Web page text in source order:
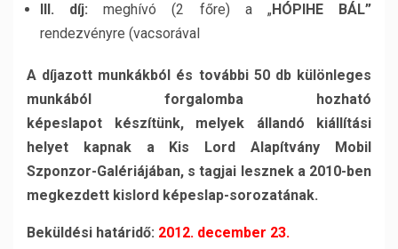
III. díj:meghívó (2 főre) a „HÓPIHE BÁL”
rendezvényre (vacsorával
A díjazott munkákból és további 50 db különleges
munkából forgalomba hozható
képeslapot készítünk, melyek állandó kiállítási
helyet kapnak a Kis Lord Alapítvány Mobil
Szponzor-Galériájában, s tagjai lesznek a 2010-ben
megkezdett kislord képeslap-sorozatának.
Beküldési határidő: 2012. december 23.